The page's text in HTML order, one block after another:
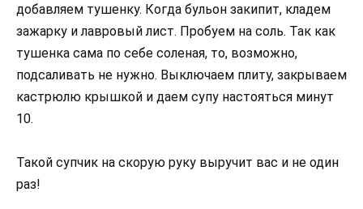
добавляем тушенку. Когда бульон закипит, кладем
зажарку и лавровый лист. Пробуем на соль. Так как
тушенка сама по себе соленая, то, возможно,
подсаливать не нужно. Выключаем плиту, закрываем
кастрюлю крышкой и даем супу настояться минут
10.
Такой супчик на скорую руку выручит вас и не один
раз!